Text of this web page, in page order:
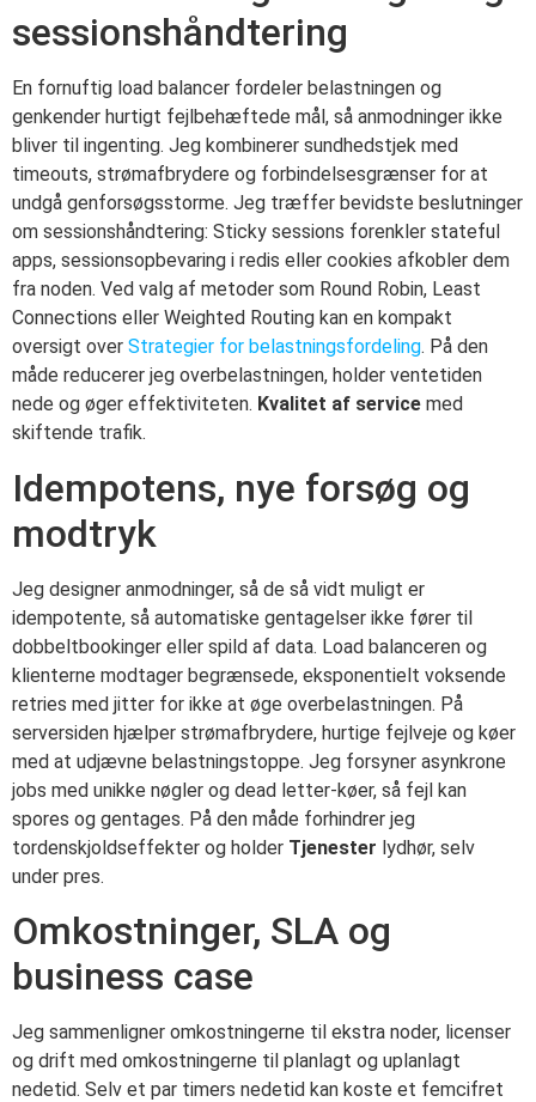
sessionshåndtering
En fornuftig load balancer fordeler belastningen og
genkender hurtigt fejlbehæftede mål, så anmodninger ikke
bliver til ingenting. Jeg kombinerer sundhedstjek med
timeouts, strømafbrydere og forbindelsesgrænser for at
undgå genforsøgsstorme. Jeg træffer bevidste beslutninger
om sessionshåndtering: Sticky sessions forenkler stateful
apps, sessionsopbevaring i redis eller cookies afkobler dem
fra noden. Ved valg af metoder som Round Robin, Least
Connections eller Weighted Routing kan en kompakt
oversigt over Strategier for belastningsfordeling. På den
måde reducerer jeg overbelastningen, holder ventetiden
nede og øger effektiviteten. Kvalitet af service med
skiftende trafik.
Idempotens, nye forsøg og
modtryk
Jeg designer anmodninger, så de så vidt muligt er
idempotente, så automatiske gentagelser ikke fører til
dobbeltbookinger eller spild af data. Load balanceren og
klienterne modtager begrænsede, eksponentielt voksende
retries med jitter for ikke at øge overbelastningen. På
serversiden hjælper strømafbrydere, hurtige fejlveje og køer
med at udjævne belastningstoppe. Jeg forsyner asynkrone
jobs med unikke nøgler og dead letter-køer, så fejl kan
spores og gentages. På den måde forhindrer jeg
tordenskjoldseffekter og holder Tjenester lydhør, selv
under pres.
Omkostninger, SLA og
business case
Jeg sammenligner omkostningerne til ekstra noder, licenser
og drift med omkostningerne til planlagt og uplanlagt
nedetid. Selv et par timers nedetid kan koste et femcifret